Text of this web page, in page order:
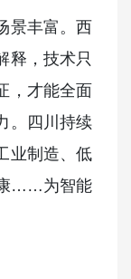
景丰富。西
释，技术只
，才能全面
。四川持续
业制造、低
康……为智能